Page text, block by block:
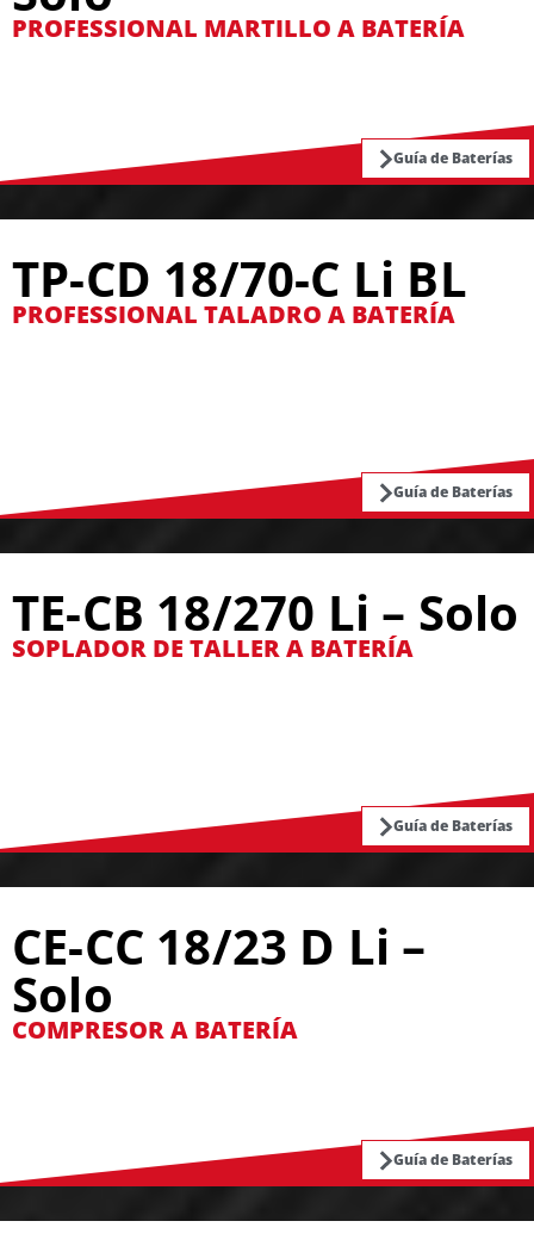
PROFESSIONAL MARTILLO A BATERÍA
Guía de Baterías
TP-CD 18/70-C Li BL
PROFESSIONAL TALADRO A BATERÍA
Guía de Baterías
TE-CB 18/270 Li – Solo
SOPLADOR DE TALLER A BATERÍA
Guía de Baterías
CE-CC 18/23 D Li –
Solo
COMPRESOR A BATERÍA
Guía de Baterías